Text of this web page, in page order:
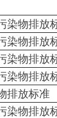
染物排放
染物排放
染物排放
染物排放
排放标准
染物排放